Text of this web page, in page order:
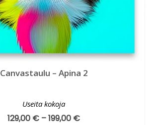
Canvastaulu – Apina 2
Useita kokoja
129,00 € –199,00 €